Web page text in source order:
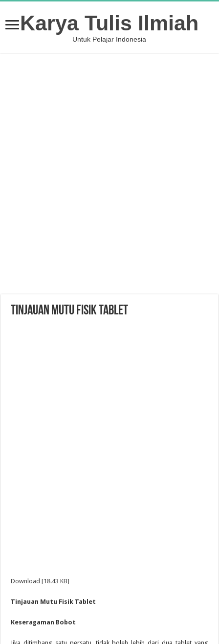
Karya Tulis Ilmiah
Untuk Pelajar Indonesia
Tinjauan Mutu Fisik Tablet
Download [18.43 KB]
Tinjauan Mutu Fisik Tablet
Keseragaman Bobot